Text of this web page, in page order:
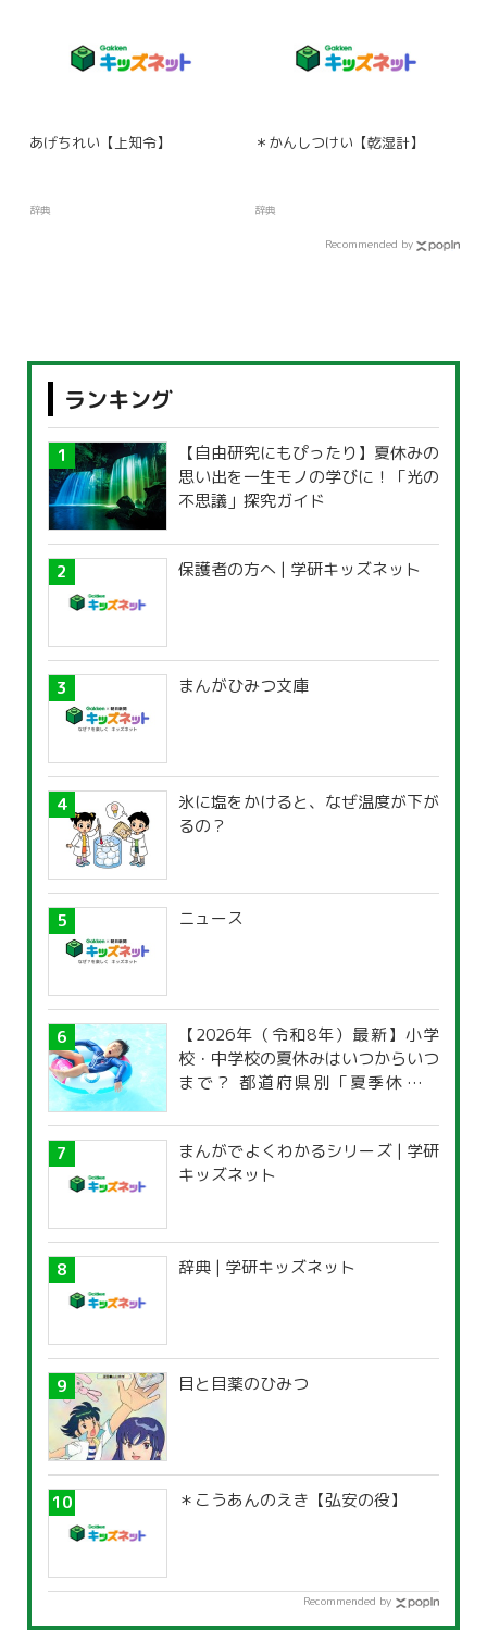
あげちれい【上知令】
辞典
＊かんしつけい【乾湿計】
辞典
Recommended by
ランキング
【自由研究にもぴったり】夏休みの
思い出を一生モノの学びに！「光の
不思議」探究ガイド
保護者の方へ | 学研キッズネット
まんがひみつ文庫
氷に塩をかけると、なぜ温度が下が
るの？
ニュース
【2026年（令和8年）最新】小学
校・中学校の夏休みはいつからいつ
まで？ 都道府県別「夏季休暇一
まんがでよくわかるシリーズ | 学研
キッズネット
辞典 | 学研キッズネット
目と目薬のひみつ
＊こうあんのえき【弘安の役】
Recommended by